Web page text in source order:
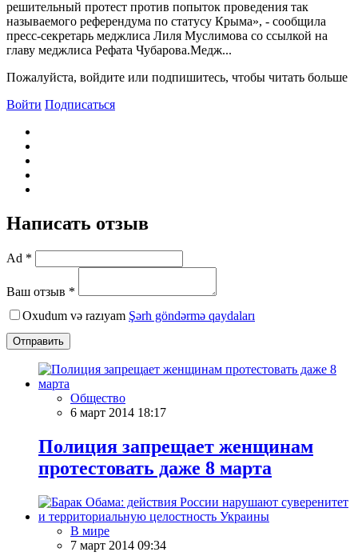
решительный протест против попыток проведения так
называемого референдума по статусу Крыма», - сообщила
пресс-секретарь меджлиса Лиля Муслимова со ссылкой на
главу меджлиса Рефата Чубарова.Медж...
Пожалуйста, войдите или подпишитесь, чтобы читать больше
Войти Подписаться
Написать отзыв
Ad *
Ваш отзыв *
Oxudum və razıyam Şərh göndərmə qaydaları
Отправить
Общество
6 март 2014 18:17
Полиция запрещает женщинам
протестовать даже 8 марта
В мире
7 март 2014 09:34